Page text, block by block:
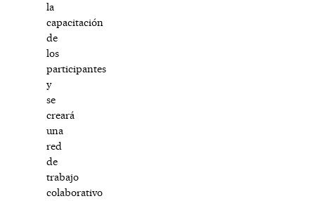
la
capacitación
de
los
participantes
y
se
creará
una
red
de
trabajo
colaborativo